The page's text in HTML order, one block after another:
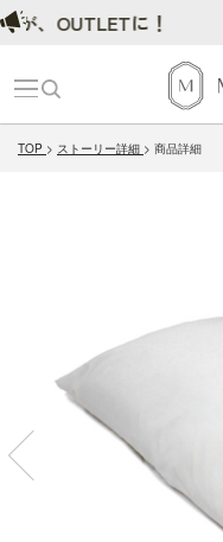
TOP ストーリー詳細 商品詳細
、OUTLETに！